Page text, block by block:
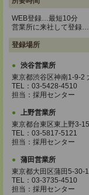
WEB登録…最短10分
営業所に来社して登録
登録場所
渋谷営業所
東京都渋谷区神南1-9-2
TEL：03-5428-4510
担当：採用センター
上野営業所
東京都台東区東上野3-
TEL：03-5817-5121
担当：採用センター
蒲田営業所
東京都大田区蒲田5-
TEL：03-3735-4510
担当：採用センター